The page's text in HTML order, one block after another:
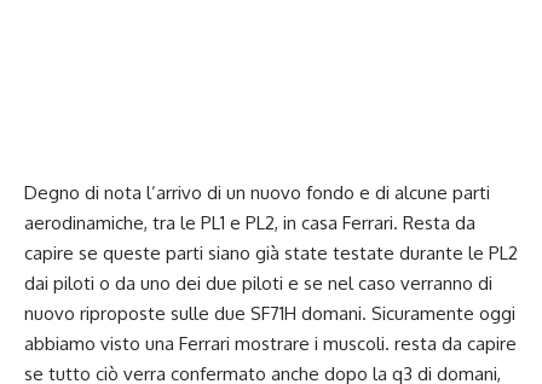
Degno di nota l’arrivo di un nuovo fondo e di alcune parti
aerodinamiche, tra le PL1 e PL2, in casa Ferrari. Resta da
capire se queste parti siano già state testate durante le PL2
dai piloti o da uno dei due piloti e se nel caso verranno di
nuovo riproposte sulle due SF71H domani. Sicuramente oggi
abbiamo visto una Ferrari mostrare i muscoli. resta da capire
se tutto ciò verra confermato anche dopo la q3 di domani,